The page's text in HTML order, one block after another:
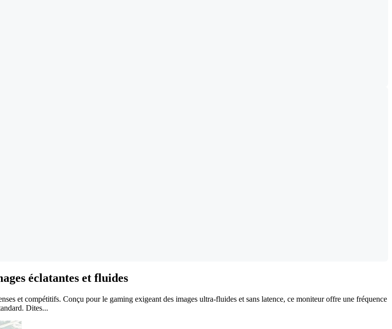
éclatantes et fluides
et compétitifs. Conçu pour le gaming exigeant des images ultra-fluides et sans latence, ce moniteur offre une fréquence
Dites...